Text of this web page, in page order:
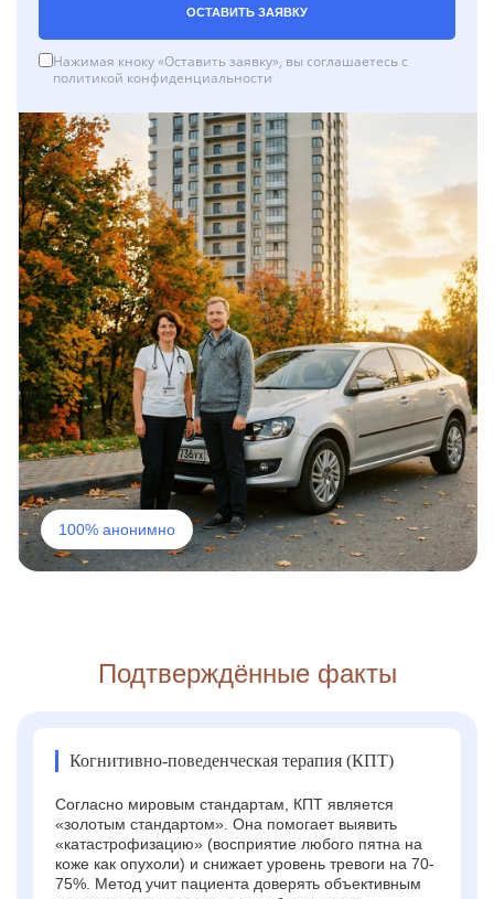
ОСТАВИТЬ ЗАЯВКУ
Нажимая кноку «Оставить заявку», вы соглашаетесь с
политикой конфиденциальности
100% анонимно
Подтверждённые факты
Когнитивно-поведенческая терапия (КПТ)
Согласно мировым стандартам, КПТ является
«золотым стандартом». Она помогает выявить
«катастрофизацию» (восприятие любого пятна на
коже как опухоли) и снижает уровень тревоги на 70-
75%. Метод учит пациента доверять объективным